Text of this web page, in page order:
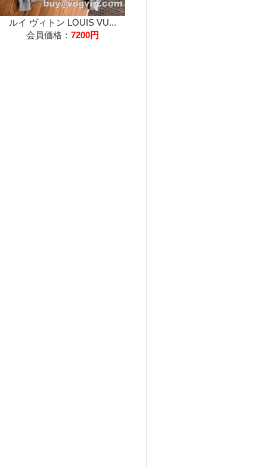
ルイ ヴィトン LOUIS VU...
会員価格： 7200円